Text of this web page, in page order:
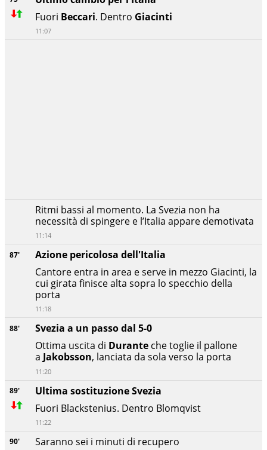
90' Saranno sei i minuti di recupero
89'
Ultima sostituzione Svezia
Fuori Blackstenius. Dentro Blomqvist
11:22
88'
Svezia a un passo dal 5-0
Ottima uscita di Durante che toglie il pallone
a Jakobsson, lanciata da sola verso la porta
11:20
87'
Azione pericolosa dell'Italia
Cantore entra in area e serve in mezzo Giacinti, la
cui girata finisce alta sopra lo specchio della
porta
11:18
Ritmi bassi al momento. La Svezia non ha
necessità di spingere e l’Italia appare demotivata
11:14
Fuori Beccari. Dentro Giacinti
11:07